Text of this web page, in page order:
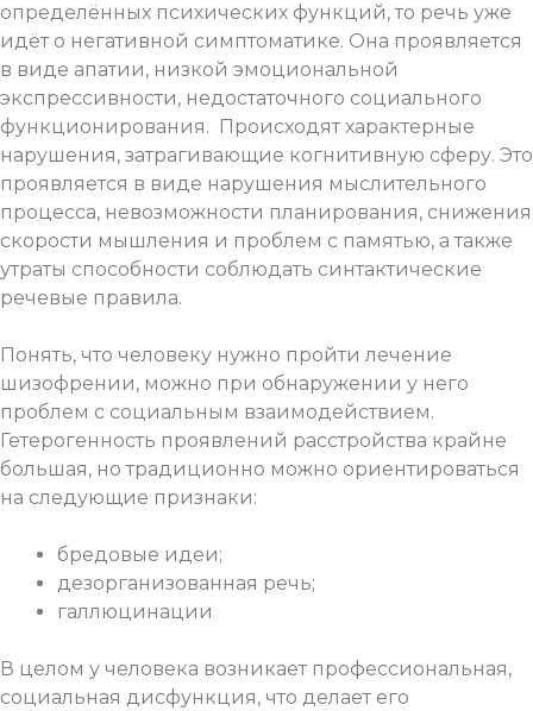
определённых психических функций, то речь уже
идёт о негативной симптоматике. Она проявляется
в виде апатии, низкой эмоциональной
экспрессивности, недостаточного социального
функционирования. Происходят характерные
нарушения, затрагивающие когнитивную сферу. Это
проявляется в виде нарушения мыслительного
процесса, невозможности планирования, снижения
скорости мышления и проблем с памятью, а также
утраты способности соблюдать синтактические
речевые правила.
Понять, что человеку нужно пройти лечение
шизофрении, можно при обнаружении у него
проблем с социальным взаимодействием.
Гетерогенность проявлений расстройства крайне
большая, но традиционно можно ориентироваться
на следующие признаки:
бредовые идеи;
дезорганизованная речь;
галлюцинации
В целом у человека возникает профессиональная,
социальная дисфункция, что делает его